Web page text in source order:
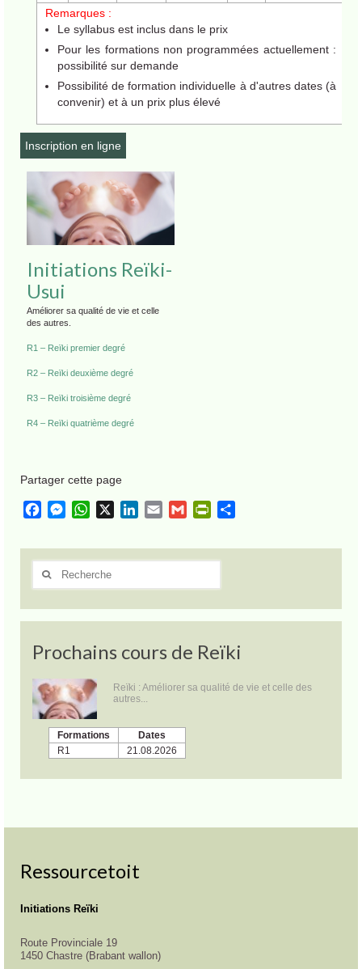
Remarques :
Le syllabus est inclus dans le prix
Pour les formations non programmées actuellement :
possibilité sur demande
Possibilité de formation individuelle à d'autres dates (à
convenir) et à un prix plus élevé
Inscription en ligne
Initiations Reïki-
Usui
Améliorer sa qualité de vie et celle
des autres.
R1 – Reïki premier degré
R2 – Reïki deuxième degré
R3 – Reïki troisième degré
R4 – Reïki quatrième degré
Partager cette page
FacebookMessenger
WhatsAppLinkedIn
Email Gmail PrintFriendly
Rechercher
Prochains cours de Reïki
Reïki : Améliorer sa qualité de vie et celle des
autres...
Formations
Dates
R1
21.08.2026
Ressourcetoit
Initiations Reïki
Route Provinciale 19
1450 Chastre (Brabant wallon)